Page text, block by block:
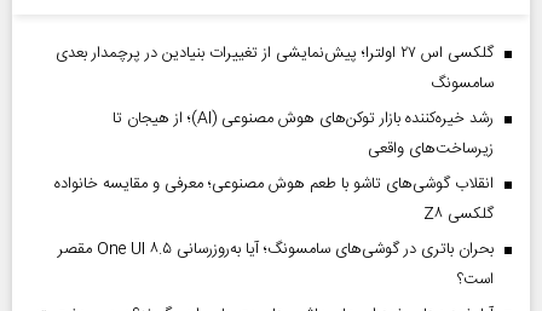
گلکسی اس ۲۷ اولترا؛ پیش‌نمایشی از تغییرات بنیادین در پرچمدار بعدی
سامسونگ
رشد خیره‌کننده بازار توکن‌های هوش مصنوعی (AI)؛ از هیجان تا
زیرساخت‌های واقعی
انقلاب گوشی‌های تاشو‌ با طعم هوش مصنوعی؛ معرفی و مقایسه خانواده
گلکسی Z۸
بحران باتری در گوشی‌های سامسونگ؛ آیا به‌روزرسانی One UI ۸.۵ مقصر
است؟